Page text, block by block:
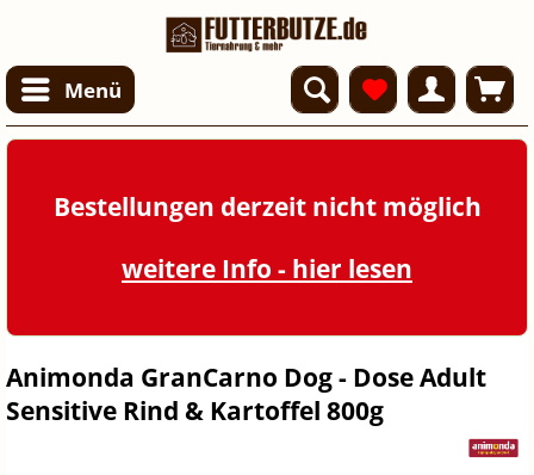
Menü
Bestellungen derzeit nicht möglich
weitere Info - hier lesen
Animonda GranCarno Dog - Dose Adult
Sensitive Rind & Kartoffel 800g